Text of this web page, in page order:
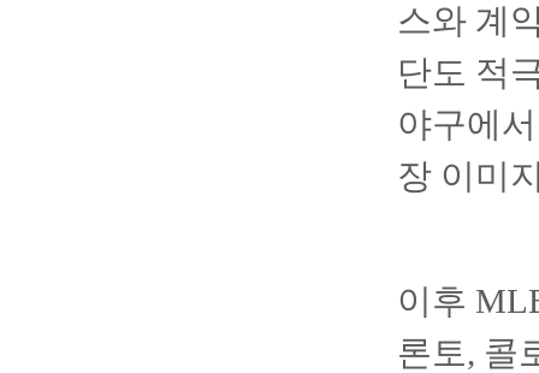
스와 계
단도 적
야구에
장 이미
이후
론토, 콜